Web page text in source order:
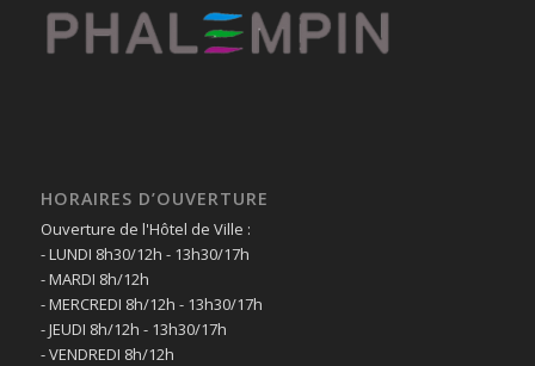
HORAIRES D’OUVERTURE
Ouverture de l'Hôtel de Ville :
- LUNDI 8h30/12h - 13h30/17h
- MARDI 8h/12h
- MERCREDI 8h/12h - 13h30/17h
- JEUDI 8h/12h - 13h30/17h
- VENDREDI 8h/12h